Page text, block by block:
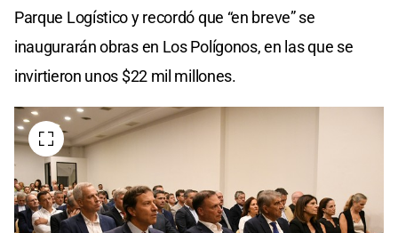
Parque Logístico y recordó que “en breve” se
inaugurarán obras en Los Polígonos, en las que se
invirtieron unos $22 mil millones.